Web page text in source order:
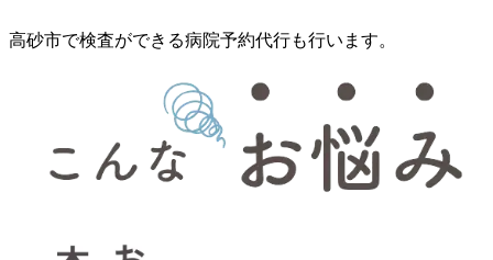
高砂市で検査ができる病院予約代行も行います。